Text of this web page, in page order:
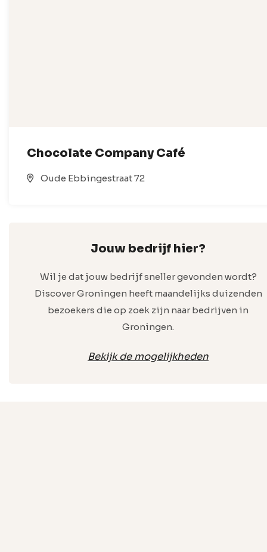
Chocolate Company Café
Oude Ebbingestraat 72
Jouw bedrijf hier?
Wil je dat jouw bedrijf sneller gevonden wordt?
Discover Groningen heeft maandelijks duizenden
bezoekers die op zoek zijn naar bedrijven in
Groningen.
Bekijk de mogelijkheden